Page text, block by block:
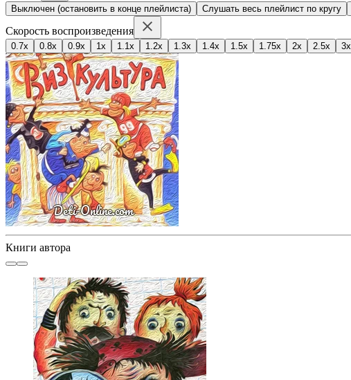
Выключен (остановить в конце плейлиста) Слушать весь плейлист по кругу
Скорость воспроизведения
0.7x 0.8x 0.9x 1x 1.1x 1.2x 1.3x 1.4x 1.5x 1.75x 2x 2.5x 3x
Книги автора